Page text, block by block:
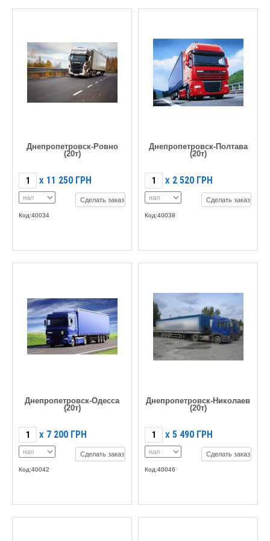
Днепропетровск-Ровно
(20т)
X 11 250 ГРН
Сделать заказ
Код:40034
Днепропетровск-Полтава
(20т)
X 2 520 ГРН
Сделать заказ
Код:40038
Днепропетровск-Одесса
(20т)
X 7 200 ГРН
Сделать заказ
Код:40042
Днепропетровск-Николаев
(20т)
X 5 490 ГРН
Сделать заказ
Код:40046